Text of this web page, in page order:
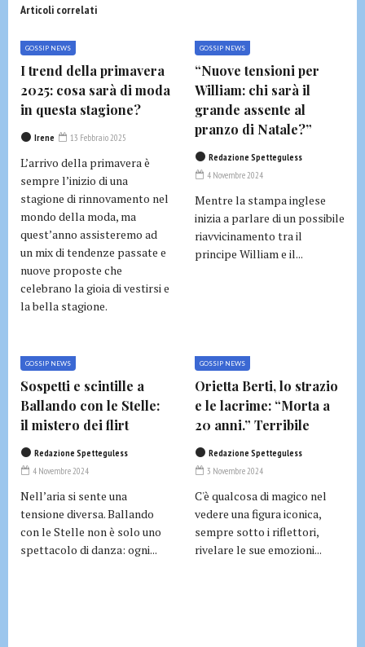
Articoli correlati
GOSSIP NEWS
I trend della primavera
2025: cosa sarà di moda
in questa stagione?
Irene 13 Febbraio 2025
L’arrivo della primavera è
sempre l’inizio di una
stagione di rinnovamento nel
mondo della moda, ma
quest’anno assisteremo ad
un mix di tendenze passate e
nuove proposte che
celebrano la gioia di vestirsi e
la bella stagione.
GOSSIP NEWS
“Nuove tensioni per
William: chi sarà il
grande assente al
pranzo di Natale?”
Redazione Spetteguless
4 Novembre 2024
Mentre la stampa inglese
inizia a parlare di un possibile
riavvicinamento tra il
principe William e il...
GOSSIP NEWS
Sospetti e scintille a
Ballando con le Stelle:
il mistero dei flirt
Redazione Spetteguless
4 Novembre 2024
Nell’aria si sente una
tensione diversa. Ballando
con le Stelle non è solo uno
spettacolo di danza: ogni...
GOSSIP NEWS
Orietta Berti, lo strazio
e le lacrime: “Morta a
20 anni.” Terribile
Redazione Spetteguless
3 Novembre 2024
C'è qualcosa di magico nel
vedere una figura iconica,
sempre sotto i riflettori,
rivelare le sue emozioni...